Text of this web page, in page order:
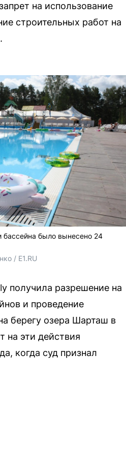
на использование
строительных работ на
бассейна было вынесено 24
/ E1.RU
получила разрешение на
и проведение
берегу озера Шарташ в
на эти действия
когда суд признал